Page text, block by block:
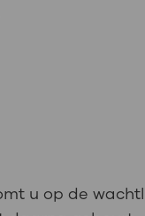
u op de